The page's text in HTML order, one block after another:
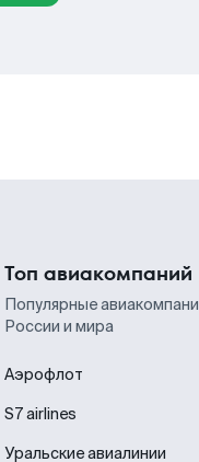
Топ авиакомпаний
Популярные
России и мира
Аэрофлот
S7 airlines
Уральские авиалинии